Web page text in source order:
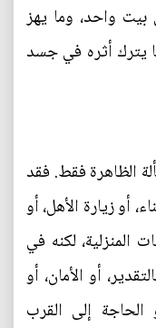
واحد، وما يهز
يترك أثره في جسد
الظاهرة فقط. فقد
أو زيارة الأهل، أو
المنزلية، لكنه في
أو الأمان، أو
الحاجة إلى القرب